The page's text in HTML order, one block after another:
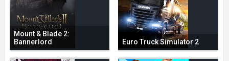
Mount & Blade 2:
Bannerlord
Euro Truck Simulator 2